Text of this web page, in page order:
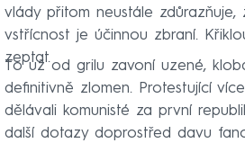
vlády přitom neustále
vstřícnost je účinnou zbraní.
zeptat.
To už od grilu zavoní uzené,
definitivně zlomen. Protestující
dělávali komunisté za první
další dotazy doprostřed davu